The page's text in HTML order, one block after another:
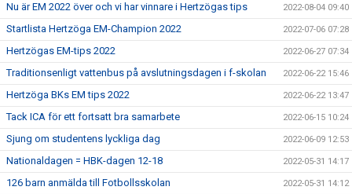
Nu är EM 2022 över och vi har vinnare i Hertzögas tips 2022-08-04 09:40
Startlista Hertzöga EM-Champion 2022 2022-07-06 07:28
Hertzögas EM-tips 2022 2022-06-27 07:34
Traditionsenligt vattenbus på avslutningsdagen i f-skolan 2022-06-22 15:46
Hertzöga BKs EM tips 2022 2022-06-22 13:47
Tack ICA för ett fortsatt bra samarbete 2022-06-15 10:24
Sjung om studentens lyckliga dag 2022-06-09 12:53
Nationaldagen = HBK-dagen 12-18 2022-05-31 14:17
126 barn anmälda till Fotbollsskolan 2022-05-31 14:12